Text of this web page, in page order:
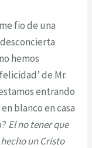
fio de una
hemos
de Mr.
entrando
blanco en casa
El no tener que
un Cristo